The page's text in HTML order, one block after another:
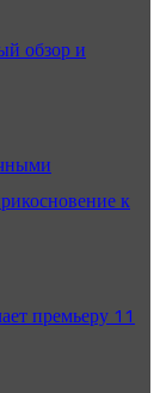
обзор и
к
премьеру 11